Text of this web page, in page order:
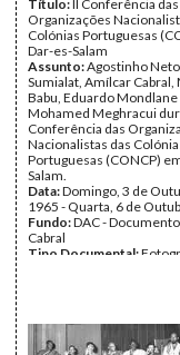
Título:II Conferência das
Organizações
Colónias Portuguesas
Dar-es-Salam
Assunto:Agostinho
Sumialat, Amílcar
Babu, Eduardo Mondlane
Mohamed Meghracui
Conferência das
Nacionalistas das
Portuguesas (CONCP)
Salam.
Data:Domingo, 3 de
1965 - Quarta, 6 de
Fundo:DAC -
Cabral
Tipo Documental: